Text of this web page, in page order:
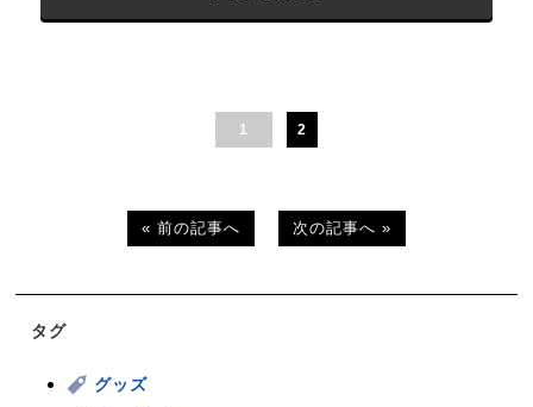
1 2
« 前の記事へ 次の記事へ »
タグ
グッズ